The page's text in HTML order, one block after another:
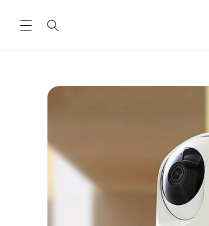
tartalomhoz
Kihagyás, és